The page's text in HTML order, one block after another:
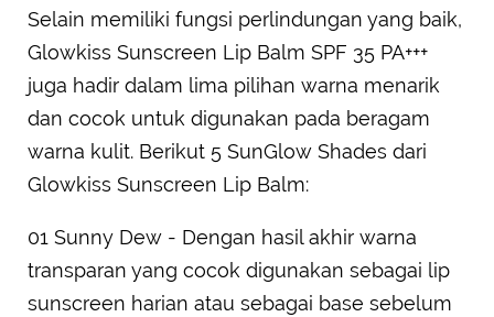
Selain memiliki fungsi perlindungan yang baik,
Glowkiss Sunscreen Lip Balm SPF 35 PA+++
juga hadir dalam lima pilihan warna menarik
dan cocok untuk digunakan pada beragam
warna kulit. Berikut 5 SunGlow Shades dari
Glowkiss Sunscreen Lip Balm:
01 Sunny Dew - Dengan hasil akhir warna
transparan yang cocok digunakan sebagai lip
sunscreen harian atau sebagai base sebelum